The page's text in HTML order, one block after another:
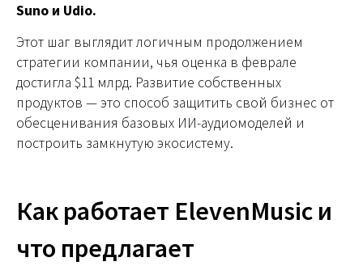
Suno и Udio.
Этот шаг выглядит логичным продолжением
стратегии компании, чья оценка в феврале
достигла $11 млрд. Развитие собственных
продуктов — это способ защитить свой бизнес от
обесценивания базовых ИИ-аудиомоделей и
построить замкнутую экосистему.
Как работает ElevenMusic и
что предлагает